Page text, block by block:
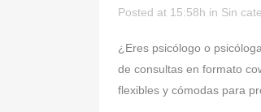
Posted at 15:58h in Sin
¿Eres psicólogo o
de consultas en formato
flexibles y cómodas para